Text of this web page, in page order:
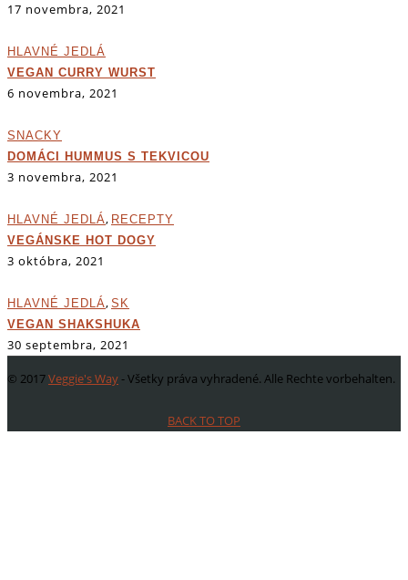
17 novembra, 2021
HLAVNÉ JEDLÁ
VEGAN CURRY WURST
6 novembra, 2021
SNACKY
DOMÁCI HUMMUS S TEKVICOU
3 novembra, 2021
HLAVNÉ JEDLÁ, RECEPTY
VEGÁNSKE HOT DOGY
3 októbra, 2021
HLAVNÉ JEDLÁ, SK
VEGAN SHAKSHUKA
30 septembra, 2021
© 2017Veggie's Way - Všetky práva vyhradené. Alle Rechte vorbehalten.
BACK TO TOP